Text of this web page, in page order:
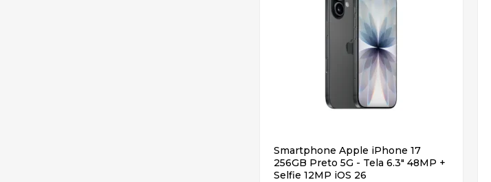
Smartphone Apple iPhone 17
256GB Preto 5G - Tela 6.3" 48MP +
Selfie 12MP iOS 26